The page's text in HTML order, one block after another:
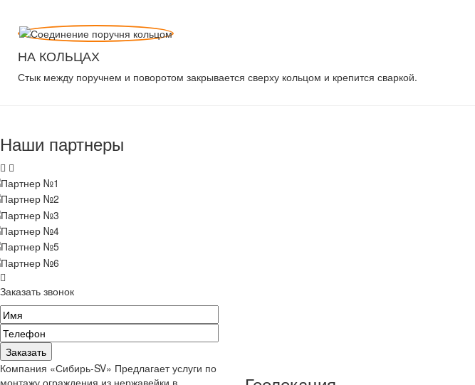
НА КОЛЬЦАХ
Стык между поручнем и поворотом закрывается сверху кольцом и крепится сваркой.
Наши партнеры
Заказать звонок
Компания «Сибирь-SV» Предлагает услуги по
монтажу ограждения из нержавейки в